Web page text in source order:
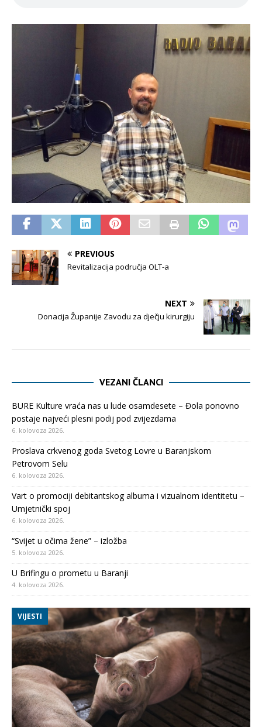
PREVIOUS
Revitalizacija područja OLT-a
NEXT
Donacija Županije Zavodu za dječju kirurgiju
VEZANI ČLANCI
BURE Kulture vraća nas u lude osamdesete – Đola ponovno
postaje najveći plesni podij pod zvijezdama
6. kolovoza 2026.
Proslava crkvenog goda Svetog Lovre u Baranjskom
Petrovom Selu
6. kolovoza 2026.
Vart o promociji debitantskog albuma i vizualnom identitetu –
Umjetnički spoj
6. kolovoza 2026.
“Svijet u očima žene” – izložba
5. kolovoza 2026.
U Brifingu o prometu u Baranji
4. kolovoza 2026.
VIJESTI